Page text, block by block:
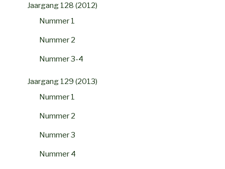
Jaargang 128 (2012)
Nummer 1
Nummer 2
Nummer 3-4
Jaargang 129 (2013)
Nummer 1
Nummer 2
Nummer 3
Nummer 4